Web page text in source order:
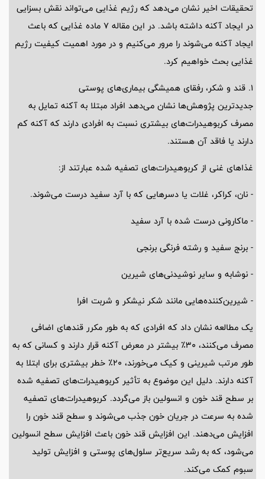
تحقیقات اخیر نشان می‌دهد که رژیم غذایی می‌تواند نقش بسزایی
در ایجاد آکنه داشته باشد. در این مقاله 7 ماده غذایی که باعث
ایجاد آکنه می‌شوند را مرور می‌کنیم و در مورد اهمیت کیفیت رژیم
غذایی بحث خواهیم کرد.
1. قند و شکر، رفقای همیشگی بیماری‌های پوستی
جدیدترین پژوهش‌ها نشان می‌دهد افراد مبتلا به آکنه تمایل به
مصرف کربوهیدرات‌های بیشتری نسبت به افرادی دارند که آکنه کم
دارند یا فاقد آن هستند.
غذا‌های غنی از کربوهیدرات‌های تصفیه شده عبارتند از:
- نان، کراکر، غلات یا دسر‌هایی که با آرد سفید درست می‌شوند.
- ماکارونی درست شده با آرد سفید
- برنج سفید و رشته فرنگی برنجی
- نوشابه و سایر نوشیدنی‌های شیرین
- شیرین‌کننده‌هایی مانند شکر نیشکر و شربت افرا
یک مطالعه نشان داد که افرادی که به طور مکرر قند‌های اضافی
مصرف می‌کنند، 30٪ بیشتر در معرض آکنه قرار دارند و کسانی که به
طور مرتب شیرینی و کیک می‌خورند، 20٪ خطر بیشتری برای ابتلا به
آکنه دارند. دلیل این موضوع به تأثیر کربوهیدرات‌های تصفیه شده
بر سطح قند خون و انسولین باز می‌گردد. کربوهیدرات‌های تصفیه
شده به سرعت در جریان خون جذب می‌شوند و سطح قند خون را
افزایش می‌دهند. این افزایش قند خون باعث افزایش سطح انسولین
می‌شود، که به رشد سریع‌تر سلول‌های پوستی و افزایش تولید
سبوم کمک می‌کند.